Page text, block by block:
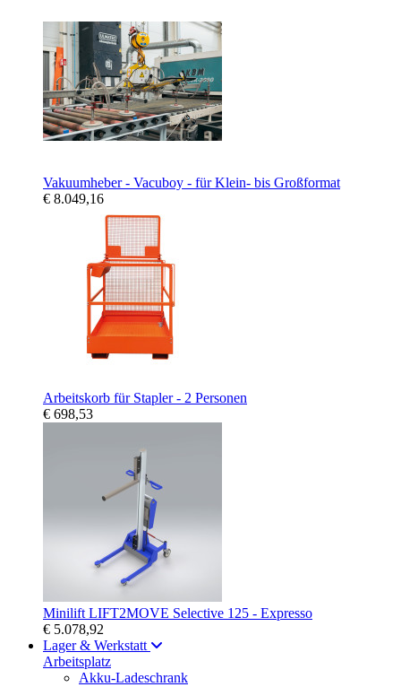
Vakuumheber - Vacuboy - für Klein- bis Großformat
€ 8.049,16
Arbeitskorb für Stapler - 2 Personen
€ 698,53
Minilift LIFT2MOVE Selective 125 - Expresso
€ 5.078,92
Lager & Werkstatt
Arbeitsplatz
Akku-Ladeschrank